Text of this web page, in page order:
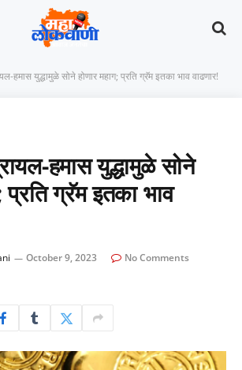
हमास युद्धामुळे सोने होणार महाग; प्रति ग्रॅम इतका भाव वाढणार!
हमास युद्धामुळे सोने
प्रति ग्रॅम इतका भाव
October 9, 2023
No Comments